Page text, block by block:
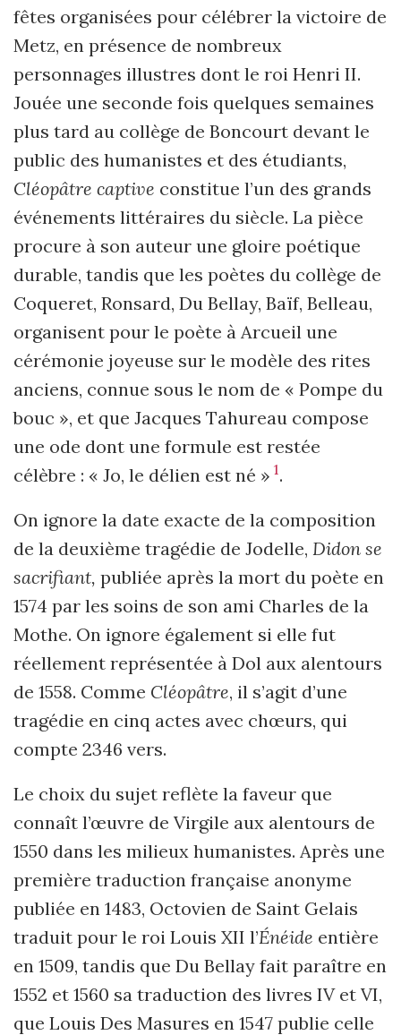
fêtes organisées pour célébrer la victoire de
Metz, en présence de nombreux
personnages illustres dont le roi Henri II.
Jouée une seconde fois quelques semaines
plus tard au collège de Boncourt devant le
public des humanistes et des étudiants,
Cléopâtre captive constitue l’un des grands
événements littéraires du siècle. La pièce
procure à son auteur une gloire poétique
durable, tandis que les poètes du collège de
Coqueret, Ronsard, Du Bellay, Baïf, Belleau,
organisent pour le poète à Arcueil une
cérémonie joyeuse sur le modèle des rites
anciens, connue sous le nom de « Pompe du
bouc », et que Jacques Tahureau compose
une ode dont une formule est restée
célèbre : « Jo, le délien est né » 1.
On ignore la date exacte de la composition
de la deuxième tragédie de Jodelle, Didon se
sacrifiant, publiée après la mort du poète en
1574 par les soins de son ami Charles de la
Mothe. On ignore également si elle fut
réellement représentée à Dol aux alentours
de 1558. Comme Cléopâtre, il s’agit d’une
tragédie en cinq actes avec chœurs, qui
compte 2346 vers.
Le choix du sujet reflète la faveur que
connaît l’œuvre de Virgile aux alentours de
1550 dans les milieux humanistes. Après une
première traduction française anonyme
publiée en 1483, Octovien de Saint Gelais
traduit pour le roi Louis XII l’Énéide entière
en 1509, tandis que Du Bellay fait paraître en
1552 et 1560 sa traduction des livres IV et VI,
que Louis Des Masures en 1547 publie celle